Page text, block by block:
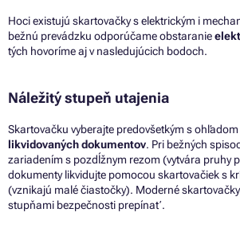
Hoci existujú skartovačkyselektrickým i
bežnú prevádzku odporúčame obstaranie
tých hovorímeajv nasledujúcich bodoch.
Náležitý stupeň utajenia
Skartovačku vyberajte predovšetkýmsohľadom
likvidovaných dokumentov. Pri bežných
zariadeníms pozdĺžnym rezom (vytvára pruhy
dokumenty likvidujte pomocou skartovačieks
(vznikajú malé čiastočky). Moderné
stupňami bezpečnosti prepínať.